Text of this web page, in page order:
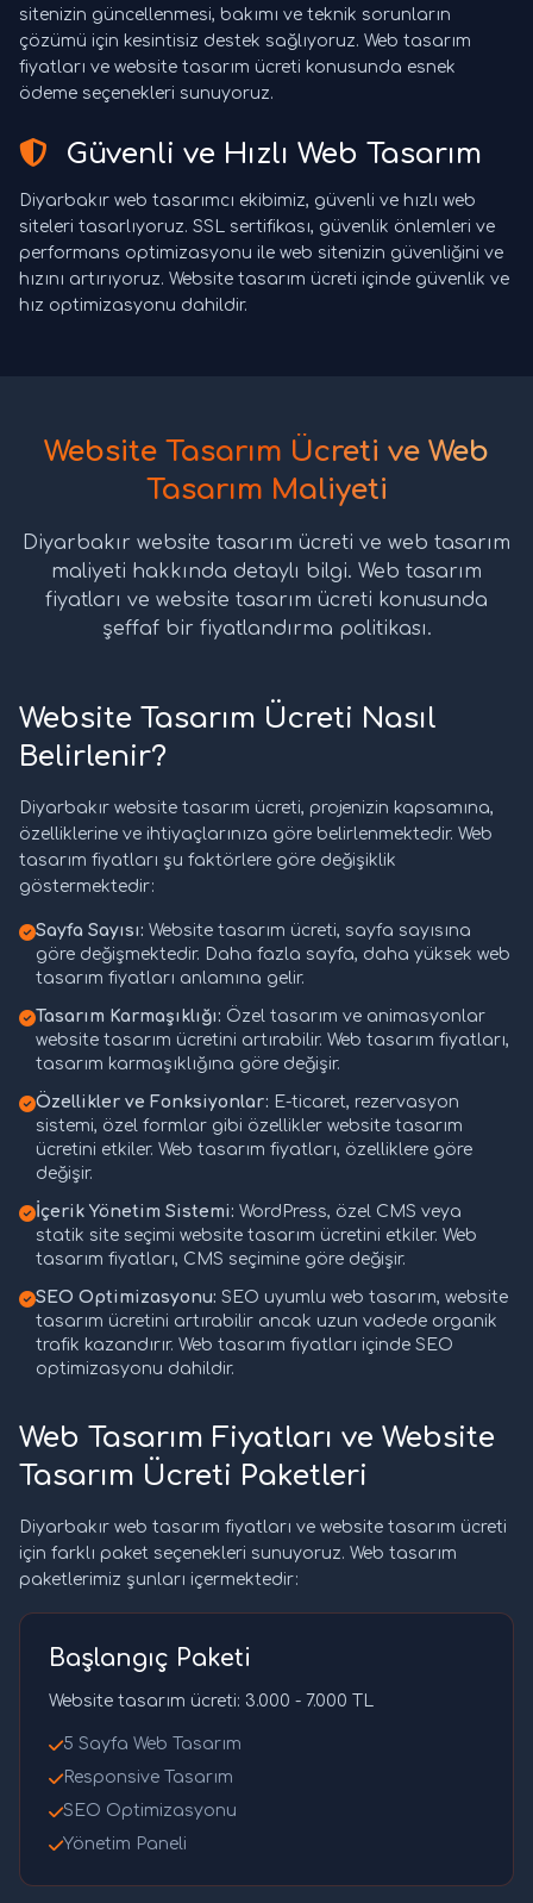
sitenizin güncellenmesi, bakımı ve teknik sorunların
çözümü için kesintisiz destek sağlıyoruz. Web tasarım
fiyatları ve website tasarım ücreti konusunda esnek
ödeme seçenekleri sunuyoruz.
Güvenli ve Hızlı Web Tasarım
Diyarbakır web tasarımcı ekibimiz, güvenli ve hızlı web
siteleri tasarlıyoruz. SSL sertifikası, güvenlik önlemleri ve
performans optimizasyonu ile web sitenizin güvenliğini ve
hızını artırıyoruz. Website tasarım ücreti içinde güvenlik ve
hız optimizasyonu dahildir.
Website Tasarım Ücreti ve Web
Tasarım Maliyeti
Diyarbakır website tasarım ücreti ve web tasarım
maliyeti hakkında detaylı bilgi. Web tasarım
fiyatları ve website tasarım ücreti konusunda
şeffaf bir fiyatlandırma politikası.
Website Tasarım Ücreti Nasıl
Belirlenir?
Diyarbakır website tasarım ücreti, projenizin kapsamına,
özelliklerine ve ihtiyaçlarınıza göre belirlenmektedir. Web
tasarım fiyatları şu faktörlere göre değişiklik
göstermektedir:
Sayfa Sayısı: Website tasarım ücreti, sayfa sayısına
göre değişmektedir. Daha fazla sayfa, daha yüksek web
tasarım fiyatları anlamına gelir.
Tasarım Karmaşıklığı: Özel tasarım ve animasyonlar
website tasarım ücretini artırabilir. Web tasarım fiyatları,
tasarım karmaşıklığına göre değişir.
Özellikler ve Fonksiyonlar: E-ticaret, rezervasyon
sistemi, özel formlar gibi özellikler website tasarım
ücretini etkiler. Web tasarım fiyatları, özelliklere göre
değişir.
İçerik Yönetim Sistemi: WordPress, özel CMS veya
statik site seçimi website tasarım ücretini etkiler. Web
tasarım fiyatları, CMS seçimine göre değişir.
SEO Optimizasyonu: SEO uyumlu web tasarım, website
tasarım ücretini artırabilir ancak uzun vadede organik
trafik kazandırır. Web tasarım fiyatları içinde SEO
optimizasyonu dahildir.
Web Tasarım Fiyatları ve Website
Tasarım Ücreti Paketleri
Diyarbakır web tasarım fiyatları ve website tasarım ücreti
için farklı paket seçenekleri sunuyoruz. Web tasarım
paketlerimiz şunları içermektedir:
Başlangıç Paketi
Website tasarım ücreti: 3.000 - 7.000 TL
5 Sayfa Web Tasarım
Responsive Tasarım
SEO Optimizasyonu
Yönetim Paneli